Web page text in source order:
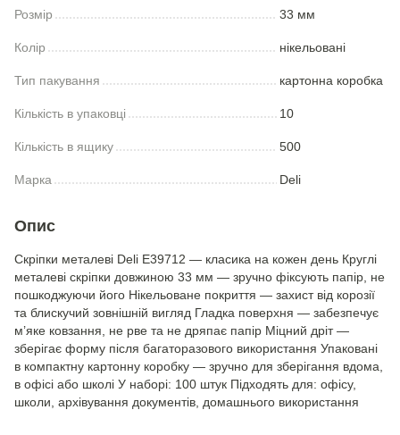
Розмір 33 мм
Колір нікельовані
Тип пакування картонна коробка
Кількість в упаковці 10
Кількість в ящику 500
Марка Deli
Опис
Скріпки металеві Deli E39712 — класика на кожен день Круглі
металеві скріпки довжиною 33 мм — зручно фіксують папір, не
пошкоджуючи його Нікельоване покриття — захист від корозії
та блискучий зовнішній вигляд Гладка поверхня — забезпечує
м’яке ковзання, не рве та не дряпає папір Міцний дріт —
зберігає форму після багаторазового використання Упаковані
в компактну картонну коробку — зручно для зберігання вдома,
в офісі або школі У наборі: 100 штук Підходять для: офісу,
школи, архівування документів, домашнього використання